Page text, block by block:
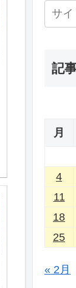
記
月
4
11
18
25
« 2月